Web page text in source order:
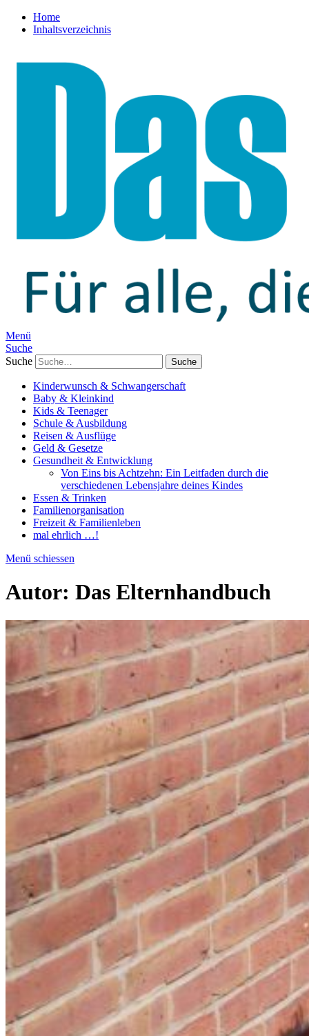
Home
Inhaltsverzeichnis
Menü
Suche
Suche
Kinderwunsch & Schwangerschaft
Baby & Kleinkind
Kids & Teenager
Schule & Ausbildung
Reisen & Ausflüge
Geld & Gesetze
Gesundheit & Entwicklung
Von Eins bis Achtzehn: Ein Leitfaden durch die
verschiedenen Lebensjahre deines Kindes
Essen & Trinken
Familienorganisation
Freizeit & Familienleben
mal ehrlich …!
Menü schiessen
Autor: Das Elternhandbuch